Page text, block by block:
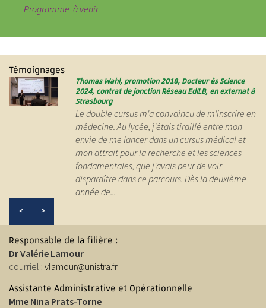
Programme à venir
Témoignages
Thomas Wahl, promotion 2018, Docteur ès Science
2024, contrat de jonction Réseau EdILB, en externat à
Strasbourg
Le double cursus m'a convaincu de m'inscrire en
médecine. Au lycée, j'étais tiraillé entre mon
envie de me lancer dans un cursus médical et
mon attrait pour la recherche et les sciences
fondamentales, que j'avais peur de voir
disparaître dans ce parcours. Dès la deuxième
année de...
Gaëtan Noeppel, promotion 2018, Master Cell Physics,
externe à Strasbourg
Edgard Weissrock, promotion 2019, Master
HealthTech, externe à Strasbourg
Elisa Darkow, promotion 2016, Docteur ès Sciences
2022, contrat de jonction Réseau EdILB, en externat à
Strasbourg
Stanislas Demuth, Etudiant EdILB, docteur ès Sciences
et interne en neurologie
Sinan Orkut, promotion 2013, Master IRIV, interne en
radiologie interventionnelle, en thèse de sciences
Fleur Leroy, Promotion 2021, en master Recherche en
Biomédecine
Aurélie Laurent, Promotion 2020, Master international
Biomédecine
Hadi Al Hasan, promotion 2020, diplômé du master
Neurosciences
Hugues Escoffier, promotion 2020, Master GENIOMHE
Paris-Saclay, Thèse de sciences Université du
Luxembourg
< >
Responsable de la filière :
Dr Valérie Lamour
courriel : vlamour@unistra.fr
Assistante Administrative et Opérationnelle
Mme Nina Prats-Torne